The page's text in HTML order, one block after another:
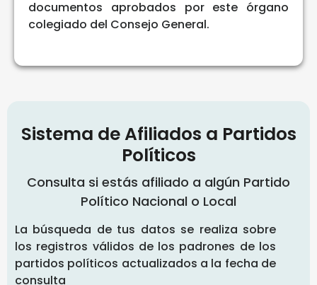
documentos aprobados por este órgano
colegiado del Consejo General.
Sistema de Afiliados a Partidos
Políticos
Consulta si estás afiliado a algún Partido
Político Nacional o Local
La búsqueda de tus datos se realiza sobre
los registros válidos de los padrones de los
partidos políticos actualizados a la fecha de
consulta